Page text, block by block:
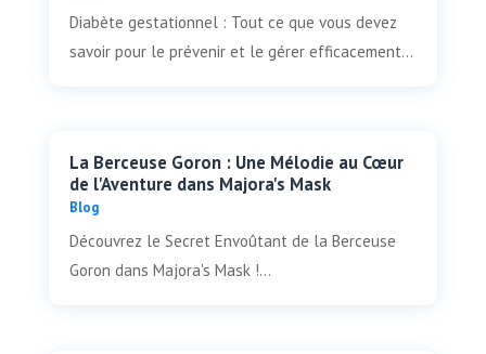
Diabète gestationnel : Tout ce que vous devez
savoir pour le prévenir et le gérer efficacement...
La Berceuse Goron : Une Mélodie au Cœur
de l'Aventure dans Majora's Mask
Blog
Découvrez le Secret Envoûtant de la Berceuse
Goron dans Majora's Mask !...